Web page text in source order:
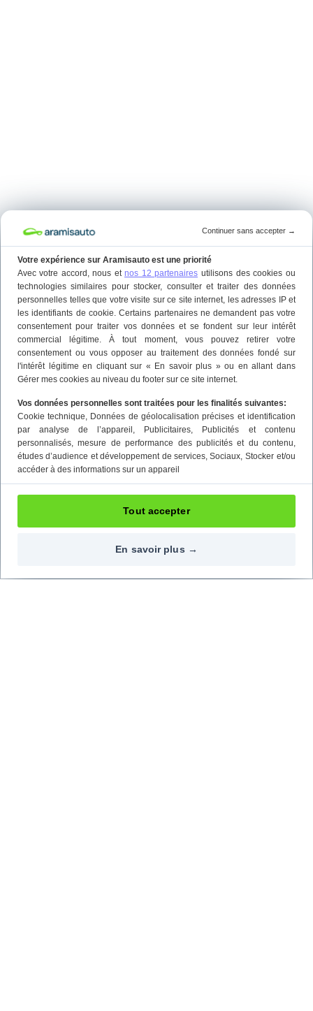
Continuer sans accepter →
Votre expérience sur Aramisauto est une priorité
Avec votre accord, nous et nos 12 partenaires utilisons des cookies ou
technologies similaires pour stocker, consulter et traiter des données
personnelles telles que votre visite sur ce site internet, les adresses IP et
les identifiants de cookie. Certains partenaires ne demandent pas votre
consentement pour traiter vos données et se fondent sur leur intérêt
commercial légitime. À tout moment, vous pouvez retirer votre
consentement ou vous opposer au traitement des données fondé sur
l'intérêt légitime en cliquant sur « En savoir plus » ou en allant dans
Gérer mes cookies au niveau du footer sur ce site internet.
Vos données personnelles sont traitées pour les finalités suivantes:
Cookie technique, Données de géolocalisation précises et identification
par analyse de l’appareil , Publicitaires, Publicités et contenu
personnalisés, mesure de performance des publicités et du contenu,
études d’audience et développement de services, Sociaux, Stocker et/ou
accéder à des informations sur un appareil
En savoir plus →
Tout accepter